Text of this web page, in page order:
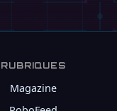
RUBRIQUES
Magazine